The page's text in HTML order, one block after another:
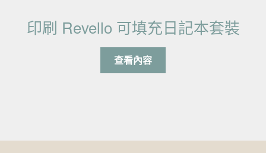
印刷 Revello 可填充日記本套裝
查看內容